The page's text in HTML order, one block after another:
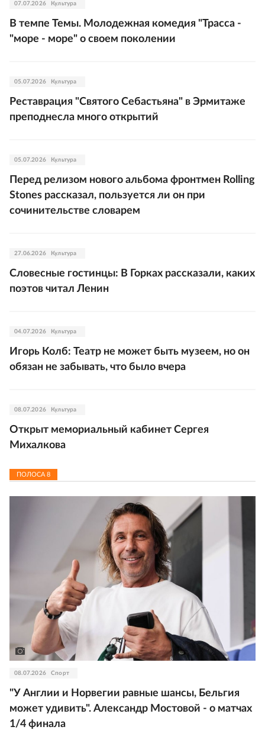
07.07.2026 Культура
В темпе Темы. Молодежная комедия "Трасса -
"море - море" о своем поколении
05.07.2026 Культура
Реставрация "Святого Себастьяна" в Эрмитаже
преподнесла много открытий
05.07.2026 Культура
Перед релизом нового альбома фронтмен Rolling
Stones рассказал, пользуется ли он при
сочинительстве словарем
27.06.2026 Культура
Словесные гостинцы: В Горках рассказали, каких
поэтов читал Ленин
04.07.2026 Культура
Игорь Колб: Театр не может быть музеем, но он
обязан не забывать, что было вчера
08.07.2026 Культура
Открыт мемориальный кабинет Сергея
Михалкова
ПОЛОСА8
08.07.2026 Спорт
"У Англии и Норвегии равные шансы, Бельгия
может удивить". Александр Мостовой - о матчах
1/4 финала